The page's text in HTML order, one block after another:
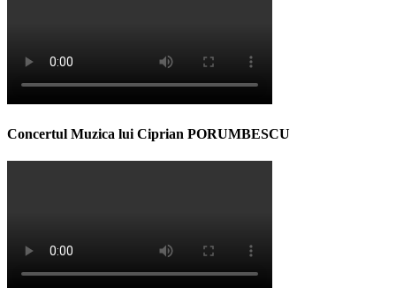
Concertul Muzica lui Ciprian PORUMBESCU